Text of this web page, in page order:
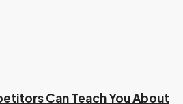
Can Teach You About